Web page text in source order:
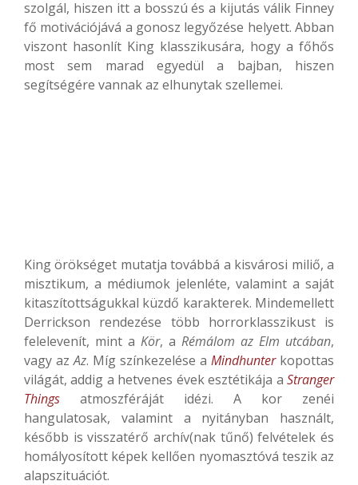
szolgál, hiszen itt a bosszú és a kijutás válik Finney
fő motivációjává a gonosz legyőzése helyett. Abban
viszont hasonlít King klasszikusára, hogy a főhős
most sem marad egyedül a bajban, hiszen
segítségére vannak az elhunytak szellemei.
King örökséget mutatja továbbá a kisvárosi miliő, a
misztikum, a médiumok jelenléte, valamint a saját
kitaszítottságukkal küzdő karakterek. Mindemellett
Derrickson rendezése több horrorklasszikust is
felelevenít, mint a Kör, a Rémálom az Elm utcában,
vagy azAz. Míg színkezelése a Mindhunterkopottas
világát, addig a hetvenes évek esztétikája a Stranger
Things atmoszféráját idézi. A kor zenéi
hangulatosak, valamint a nyitányban használt,
később is visszatérő archív(nak tűnő) felvételek és
homályosított képek kellően nyomasztóvá teszik az
alapszituációt.